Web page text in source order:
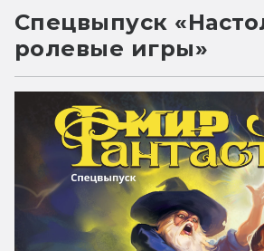
Спецвыпуск
ролевые игры»